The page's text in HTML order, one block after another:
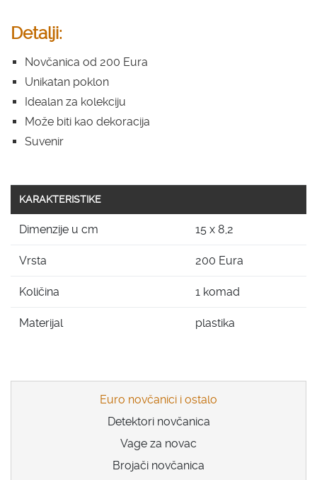
Detalji:
Novčanica od 200 Eura
Unikatan poklon
Idealan za kolekciju
Može biti kao dekoracija
Suvenir
KARAKTERISTIKE
Dimenzije u cm 15 x 8,2
Vrsta 200 Eura
Količina 1 komad
Materijal plastika
Euro novčanici i ostalo
Detektori novčanica
Vage za novac
Brojači novčanica